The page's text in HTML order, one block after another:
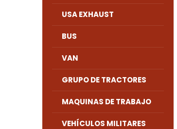
USA EXHAUST
BUS
VAN
GRUPO DE TRACTORES
MAQUINAS DE TRABAJO
VEHÍCULOS MILITARES